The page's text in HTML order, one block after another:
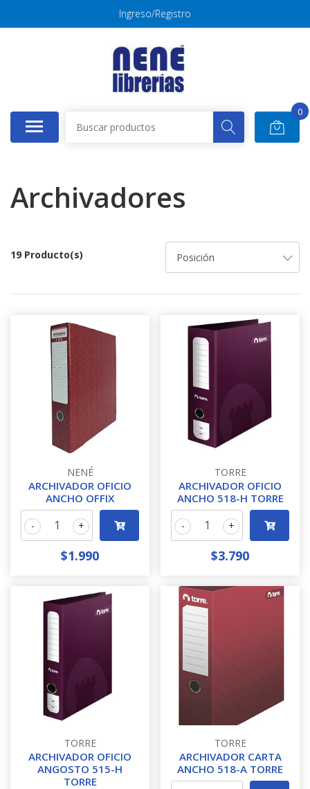
Ingreso/Registro
0
Archivadores
19 Producto(s)
NENÉ
ARCHIVADOR OFICIO
ANCHO OFFIX
+
-
$1.990
TORRE
ARCHIVADOR OFICIO
ANCHO 518-H TORRE
+
-
$3.790
TORRE
ARCHIVADOR OFICIO
ANGOSTO 515-H
TORRE
TORRE
ARCHIVADOR CARTA
ANCHO 518-A TORRE